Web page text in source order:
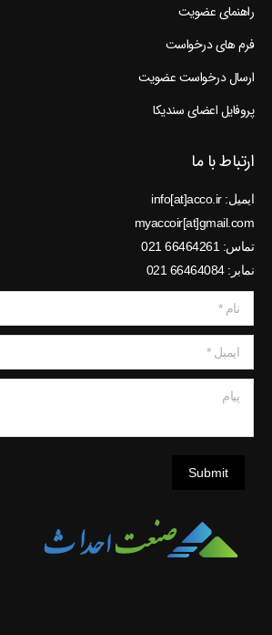
راهنمای عضویت
فرم های درخواست
ارسال درخواست عضویت
پروفایل اعضای سندیکا
ارتباط با ما
ایمیل: info[at]acco.ir
myaccoir[at]gmail.com
تماس: 66464261 021
نمابر: 66464084 021
نام *
ایمیل *
Submit